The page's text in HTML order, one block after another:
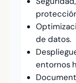
de datos.
entornos